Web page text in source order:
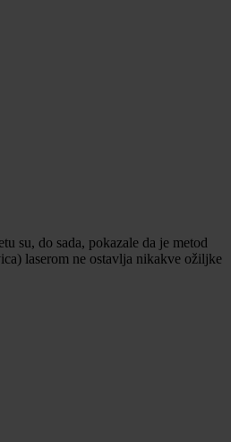
su, do sada, pokazale da je metod
laserom ne ostavlja nikakve ožiljke